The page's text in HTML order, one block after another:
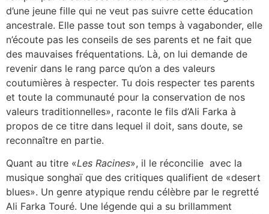
d’une jeune fille qui ne veut pas suivre cette éducation
ancestrale. Elle passe tout son temps à vagabonder, elle
n’écoute pas les conseils de ses parents et ne fait que
des mauvaises fréquentations. Là, on lui demande de
revenir dans le rang parce qu’on a des valeurs
coutumières à respecter. Tu dois respecter tes parents
et toute la communauté pour la conservation de nos
valeurs traditionnelles», raconte le fils d’Ali Farka à
propos de ce titre dans lequel il doit, sans doute, se
reconnaître en partie.
Quant au titre «Les Racines», il le réconcilie avec la
musique songhaï que des critiques qualifient de «desert
blues». Un genre atypique rendu célèbre par le regretté
Ali Farka Touré. Une légende qui a su brillamment